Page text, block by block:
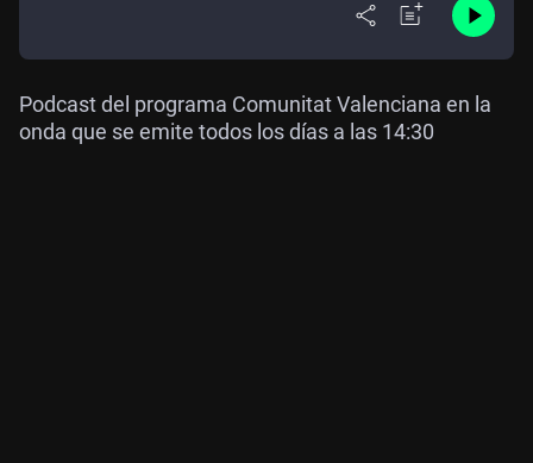
Podcast del programa Comunitat Valenciana en la
onda que se emite todos los días a las 14:30